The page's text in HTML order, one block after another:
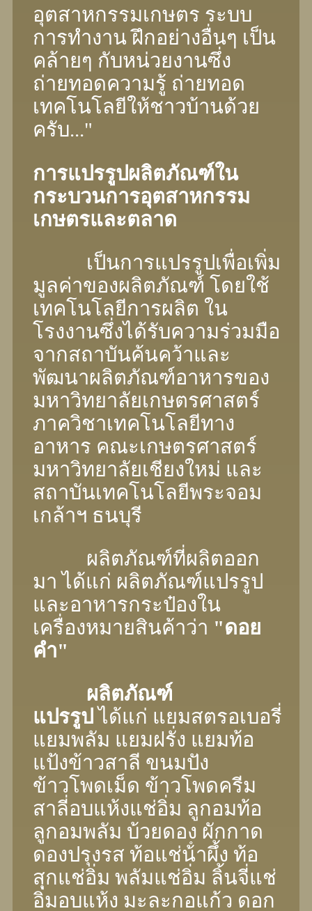
อุตสาหกรรมเกษตร ระบบ
การทํางาน ฝึกอย่างอื่นๆ เป็น
คล้ายๆ กับหน่วยงานซึ่ง
ถ่ายทอดความรู้ ถ่ายทอด
เทคโนโลยีให้ชาวบ้านด้วย
ครับ..."
การแปรรูปผลิตภัณฑ์ใน
กระบวนการอุตสาหกรรม
เกษตรและตลาด
เป็นการแปรรูปเพื่อเพิ่ม
มูลค่าของผลิตภัณฑ์ โดยใช้
เทคโนโลยีการผลิต ใน
โรงงานซึ่งได้รับความร่วมมือ
จากสถาบันค้นคว้าและ
พัฒนาผลิตภัณฑ์อาหารของ
มหาวิทยาลัยเกษตรศาสตร์
ภาควิชาเทคโนโลยีทาง
อาหาร คณะเกษตรศาสตร์
มหาวิทยาลัยเชียงใหม่ และ
สถาบันเทคโนโลยีพระจอม
เกล้าฯ ธนบุรี
ผลิตภัณฑ์ที่ผลิตออก
มา ได้แก่ ผลิตภัณฑ์แปรรูป
และอาหารกระป๋องใน
เครื่องหมายสินค้าว่า "ดอย
คํา"
ผลิตภัณฑ์
แปรรูป ได้แก่ แยมสตรอเบอรี่
แยมพลัม แยมฝรั่ง แยมท้อ
แป้งข้าวสาลี ขนมปัง
ข้าวโพดเม็ด ข้าวโพดครีม
สาลี่อบแห้งแช่อิ่ม ลูกอมท้อ
ลูกอมพลัม บ้วยดอง ผักกาด
ดองปรุงรส ท้อแช่น้ําผึ้ง ท้อ
สุกแช่อิ่ม พลัมแช่อิ่ม ลิ้นจี่แช่
อิ่มอบแห้ง มะละกอแก้ว ดอก